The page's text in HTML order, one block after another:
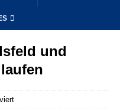
und